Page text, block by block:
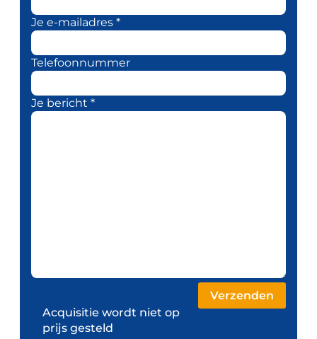
Je e-mailadres *
Telefoonnummer
Je bericht *
Acquisitie wordt niet op
prijs gesteld